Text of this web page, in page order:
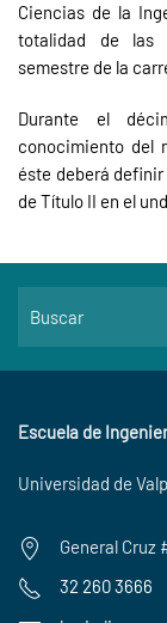
Ciencias de la
totalidad de las
semestre de la
Durante el
conocimiento del
éste deberá
de Título II en el
Escuela de
Universidad de
General Cruz
32 260 3666